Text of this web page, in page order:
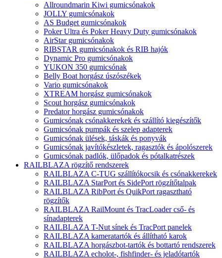
Allroundmarin Kiwi gumicsónakok
JOLLY gumicsónakok
AS Budget gumicsónakok
Poker Ultra és Poker Heavy Duty gumicsónakok
AirStar gumicsónakok
RIBSTAR gumicsónakok és RIB hajók
Dynamic Pro gumicsónakok
YUKON 350 gumicsónak
Belly Boat horgász úszószékek
Vario gumicsónakok
XTREAM horgász gumicsónakok
Scout horgász gumicsónakok
Predator horgász gumicsónakok
Gumicsónak csónakkerekek és szállító kiegészítők
Gumicsónak pumpák és szelep adapterek
Gumicsónak ülések, táskák és ponyvák
Gumicsónak javítókészletek, ragasztók és ápolószerek
Gumicsónak padlók, ülőpadok és pótalkatrészek
RAILBLAZA rögzítő rendszerek
RAILBLAZA C-TUG szállítókocsik és csónakkerekek
RAILBLAZA StarPort és SidePort rögzítőtalpak
RAILBLAZA RibPort és QuikPort ragasztható
rögzítők
RAILBLAZA RailMount és TracLoader cső- és
sínadapterek
RAILBLAZA T-Nut sínek és TracPort panelek
RAILBLAZA kameratartók és állítható karok
RAILBLAZA horgászbot-tartók és bottartó rendszerek
RAILBLAZA echolot-, fishfinder- és jeladótartók